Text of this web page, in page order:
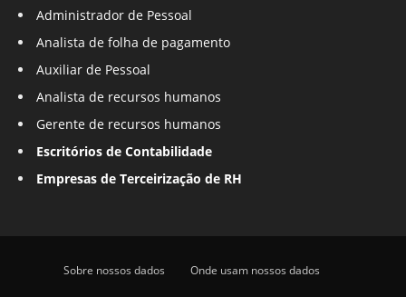
Administrador de Pessoal
Analista de folha de pagamento
Auxiliar de Pessoal
Analista de recursos humanos
Gerente de recursos humanos
Escritórios de Contabilidade
Empresas de Terceirização de RH
Sobre nossos dados Onde usam nossos dados